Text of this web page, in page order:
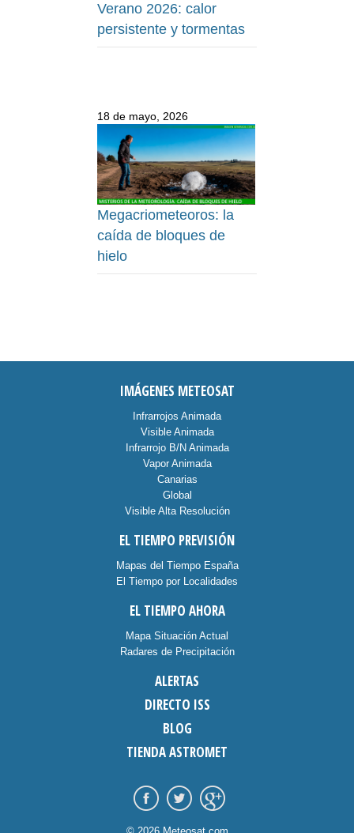
Verano 2026: calor
persistente y tormentas
18 de mayo, 2026
Megacriometeoros: la
caída de bloques de
hielo
IMÁGENES METEOSAT
Infrarrojos Animada
Visible Animada
Infrarrojo B/N Animada
Vapor Animada
Canarias
Global
Visible Alta Resolución
EL TIEMPO PREVISIÓN
Mapas del Tiempo España
El Tiempo por Localidades
EL TIEMPO AHORA
Mapa Situación Actual
Radares de Precipitación
ALERTAS
DIRECTO ISS
BLOG
TIENDA ASTROMET